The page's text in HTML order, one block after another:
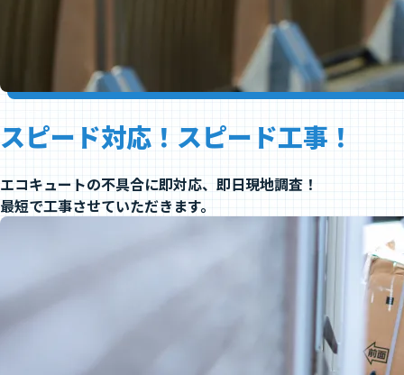
スピード対応！スピード工事！
エコキュートの不具合に即対応、即日現地調査！
最短で工事させていただきます。